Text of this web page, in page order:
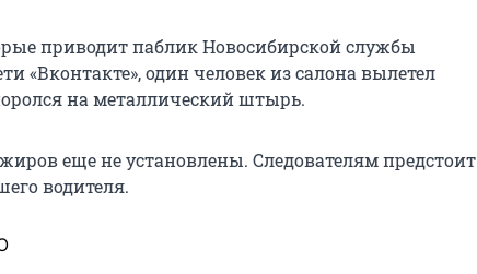
приводит паблик Новосибирской службы
«Вконтакте», один человек из салона вылетел
на металлический штырь.
еще не установлены. Следователям предстоит
водителя.